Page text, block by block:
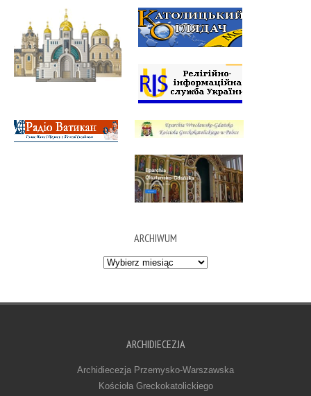
ARCHIWUM
Archiwum
ARCHIDIECEZJA
Archidiecezja Przemysko-Warszawska
Kościoła Greckokatolickiego